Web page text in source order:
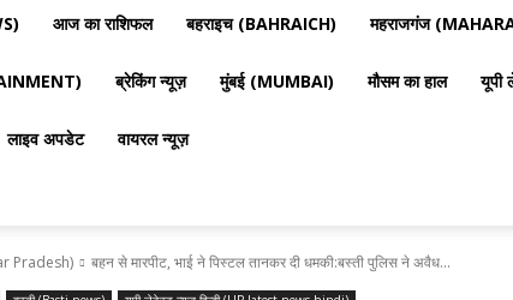
राजनीति,
और
दुनिया
की
आज का राशिफल बहराइच (BAHRAICH) महराजगंज
ब्रेकिंग न्यूज़ मुंबई (MUMBAI) मौसम का हाल यूपी
लाइव अपडेट वायरल न्यूज़
Pradesh) बहन से मारपीट, भाई ने पिस्टल तानकर दी धमकी:बस्ती पुलिस ने अवैध...